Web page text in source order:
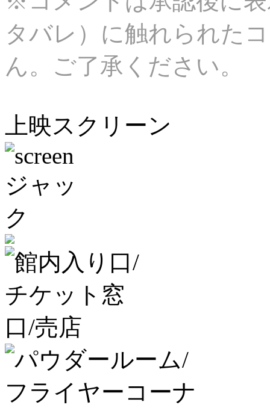
タバレ）に触れられた
ん。ご了承ください。
上映スクリーン